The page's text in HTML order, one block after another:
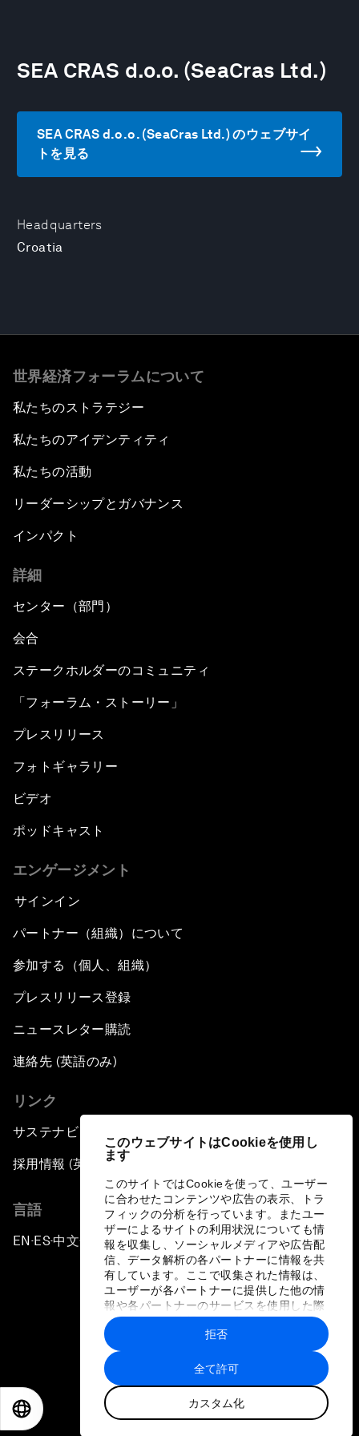
このウェブサイトはCookieを使用し
ます
このサイトではCookieを使って、ユーザー
に合わせたコンテンツや広告の表示、トラ
フィックの分析を行っています。またユー
ザーによるサイトの利用状況についても情
報を収集し、ソーシャルメディアや広告配
信、データ解析の各パートナーに情報を共
有しています。ここで収集された情報は、
ユーザーが各パートナーに提供した他の情
報や各パートナーのサービスを使用した際
に収集された情報と組み合わされ、各パー
トナーによって使用されることがありま
す。
全て許可
カスタム化
拒否
Headquarters
Croatia
SEA CRAS d.o.o. (SeaCras Ltd.)
SEA CRAS d.o.o. (SeaCras Ltd.) のウェブサイ
トを見る
世界経済フォーラムについて
私たちのストラテジー
私たちのアイデンティティ
私たちの活動
リーダーシップとガバナンス
インパクト
詳細
センター（部門）
会合
ステークホルダーのコミュニティ
「フォーラム・ストーリー」
プレスリリース
フォトギャラリー
ビデオ
ポッドキャスト
エンゲージメント
サインイン
パートナー（組織）について
参加する（個人、組織）
プレスリリース登録
ニュースレター購読
連絡先 (英語のみ)
リンク
サステナビリティへの取り組み
採用情報 (英語のみ)
言語
EN ▪ES▪中文▪ 日本語
プライバシーポリシーと利用規約
サイトマップ
©
世界経済フォーラム